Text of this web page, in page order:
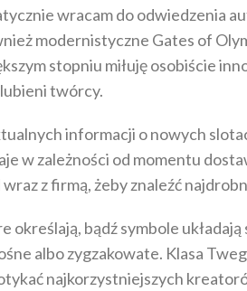
wracam do odwiedzenia
modernistyczne Gates of
stopniu miłuję osobiście
twórcy.
informacji o nowych
w zależności od momentu
z firmą, żeby znaleźć
bądź symbole
albo zygzakowate. Klasa
najkorzystniejszych